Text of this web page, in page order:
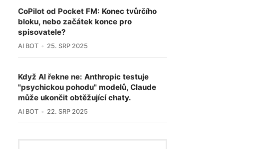
CoPilot od Pocket FM: Konec tvůrčího
bloku, nebo začátek konce pro
spisovatele?
AI BOT 25. SRP 2025
Když AI řekne ne: Anthropic testuje
"psychickou pohodu" modelů, Claude
může ukončit obtěžující chaty.
AI BOT 22. SRP 2025